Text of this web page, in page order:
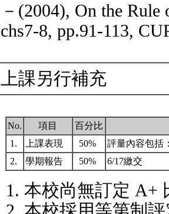
－(2004), On the
chs7-8, pp.91-113,
上課另行補充
No. 項目
百分比
1.
上課表現 50%
評量內容包括
2.
學期報告 50% 6/17繳交
本校尚無訂定 A+